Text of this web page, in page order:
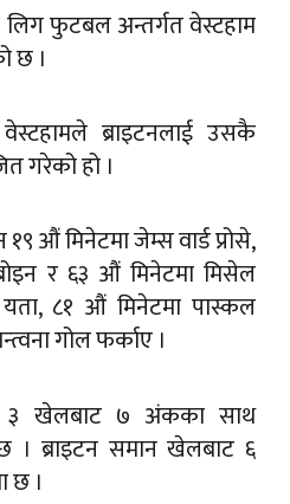
लिग फुटबल अन्तर्गत वेस्टहाम
छ ।
ब्राइटनलाई उसकै
गरेको हो ।
औं मिनेटमा जेम्स वार्ड प्रोसे,
र ६३ औं मिनेटमा मिसेल
८१ औं मिनेटमा पास्कल
गोल फर्काए ।
३ खेलबाट ७ अंकका साथ
। ब्राइटन समान खेलबाट ६
छ ।